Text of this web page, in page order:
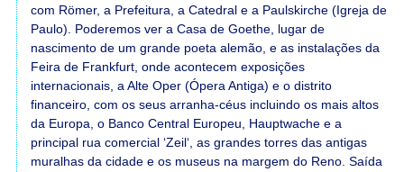
com Römer, a Prefeitura, a Catedral e a Paulskirche (Igreja de
Paulo). Poderemos ver a Casa de Goethe, lugar de
nascimento de um grande poeta alemão, e as instalações da
Feira de Frankfurt, onde acontecem exposições
internacionais, a Alte Oper (Ópera Antiga) e o distrito
financeiro, com os seus arranha-céus incluindo os mais altos
da Europa, o Banco Central Europeu, Hauptwache e a
principal rua comercial ‘Zeil‘, as grandes torres das antigas
muralhas da cidade e os museus na margem do Reno. Saída